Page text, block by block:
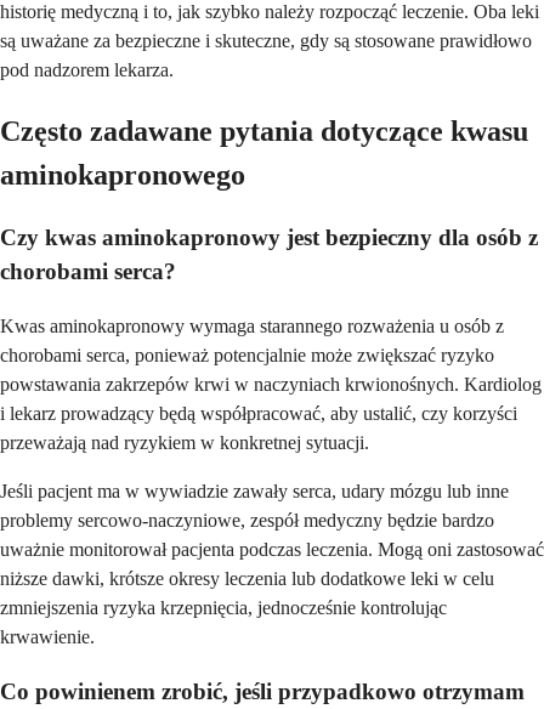
historię medyczną i to, jak szybko należy rozpocząć leczenie. Oba leki
są uważane za bezpieczne i skuteczne, gdy są stosowane prawidłowo
pod nadzorem lekarza.
Często zadawane pytania dotyczące kwasu
aminokapronowego
Czy kwas aminokapronowy jest bezpieczny dla osób z
chorobami serca?
Kwas aminokapronowy wymaga starannego rozważenia u osób z
chorobami serca, ponieważ potencjalnie może zwiększać ryzyko
powstawania zakrzepów krwi w naczyniach krwionośnych. Kardiolog
i lekarz prowadzący będą współpracować, aby ustalić, czy korzyści
przeważają nad ryzykiem w konkretnej sytuacji.
Jeśli pacjent ma w wywiadzie zawały serca, udary mózgu lub inne
problemy sercowo-naczyniowe, zespół medyczny będzie bardzo
uważnie monitorował pacjenta podczas leczenia. Mogą oni zastosować
niższe dawki, krótsze okresy leczenia lub dodatkowe leki w celu
zmniejszenia ryzyka krzepnięcia, jednocześnie kontrolując
krwawienie.
Co powinienem zrobić, jeśli przypadkowo otrzymam